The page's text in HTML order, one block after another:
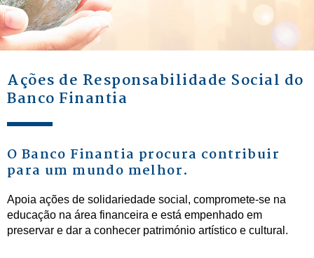
Ações de Responsabilidade Social do
Banco Finantia
O Banco Finantia procura contribuir
para um mundo melhor.
Apoia ações de solidariedade social, compromete-se na
educação na área financeira e está empenhado em
preservar e dar a conhecer património artístico e cultural.